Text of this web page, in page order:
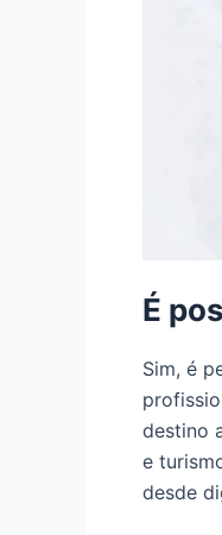
É
Sim, é
destino
e
desde